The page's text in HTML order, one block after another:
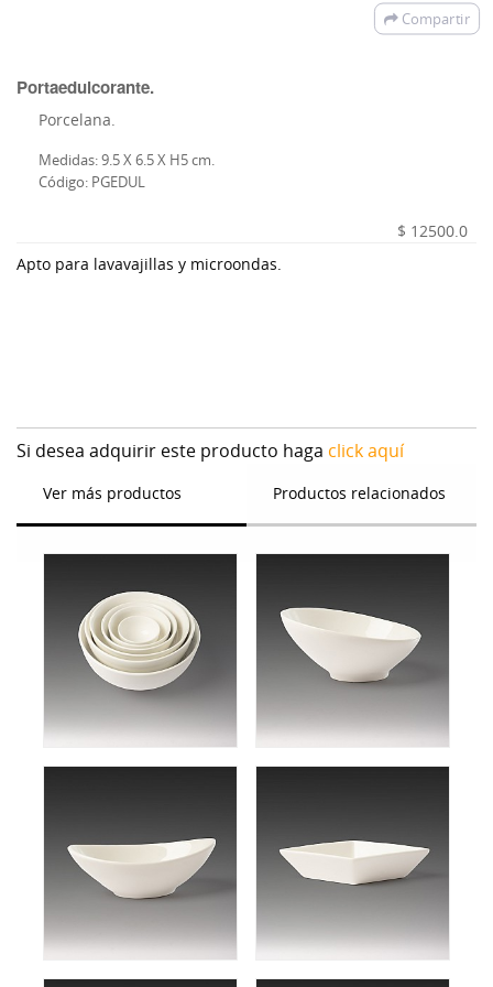
Compartir
Portaedulcorante.
Porcelana.
Medidas: 9.5 X 6.5 X H5 cm.
Código: PGEDUL
$ 12500.0
Apto para lavavajillas y microondas.
Si desea adquirir este producto haga click aquí
Ver más productos Productos relacionados